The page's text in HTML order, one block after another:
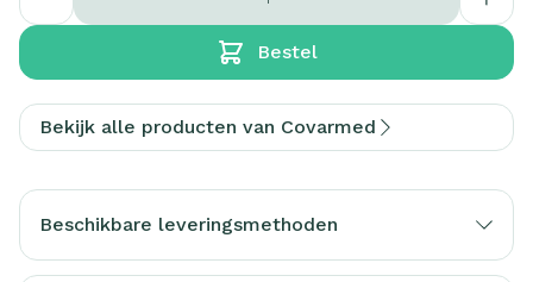
Bestel
Bekijk alle producten van Covarmed
Beschikbare leveringsmethoden